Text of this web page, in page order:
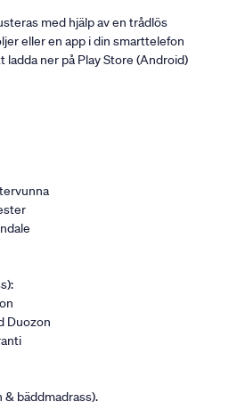
med hjälp av en trådlös
eller en app i din smarttelefon
ladda ner på Play Store (Android)
Duozon
& bäddmadrass).